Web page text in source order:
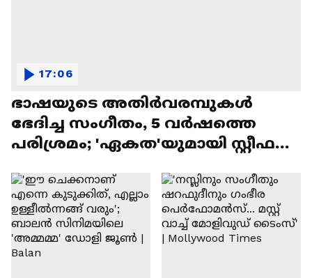
ഭാഷയുടെ അതിർവരമ്പുകൾ
ഭേദിച്ച സംഗീതം, 5 വർഷത്തെ
പരിശ്രമം; 'ഏകത'യുമായി സ്റ്റീഫൻ
17:06